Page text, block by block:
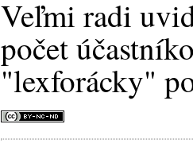
Veľmi radi
počet
"lexforácky"